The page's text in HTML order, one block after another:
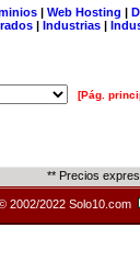
| Web Hosting |
| Industrias |
[Pág.
** Precios
2002/2022 Solo10.com